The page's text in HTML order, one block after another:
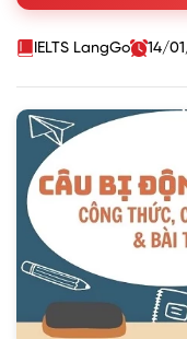
5. Bài tập Passive
IELTS LangGo 14/